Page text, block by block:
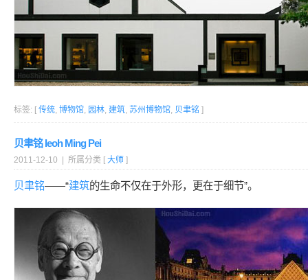
标签: [ 传统, 博物馆, 园林, 建筑, 苏州博物馆, 贝聿铭 ]
贝聿铭 Ieoh Ming Pei
2011-12-10 | 所属分类 [ 大师 ]
贝聿铭——“建筑的生命不仅在于外形，更在于细节”。